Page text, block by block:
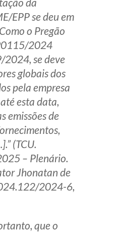
EPP se deu em
o Pregão
2024
se deve
globais dos
pela empresa
esta data,
emissões de
(TCU.
– Plenário.
Jhonatan de
024.122/2024-6,
que o